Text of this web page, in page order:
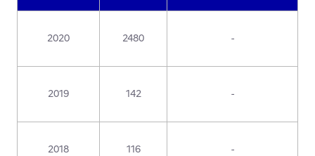
2020 2480 -
2019 142 -
2018 116 -